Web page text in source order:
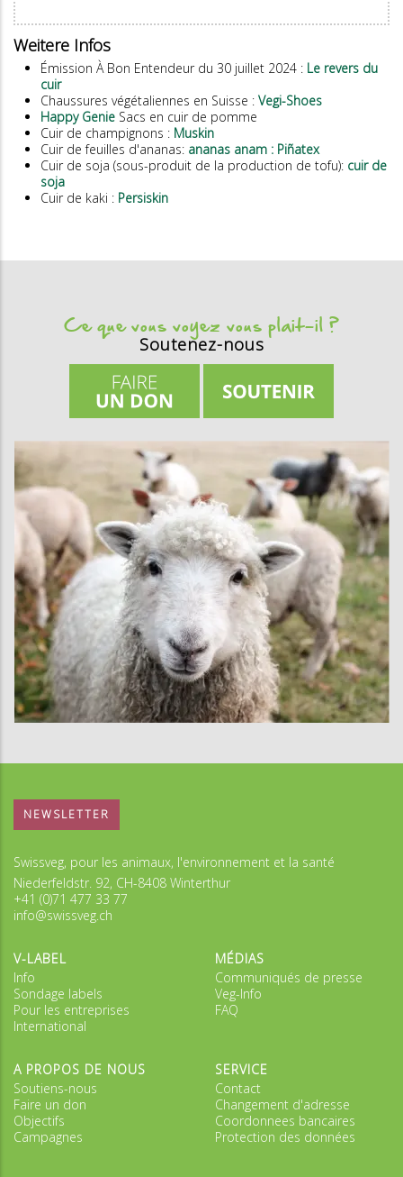
Weitere Infos
Émission À Bon Entendeur du 30 juillet 2024 : Le revers du
cuir
Chaussures végétaliennes en Suisse : Vegi-Shoes
Happy Genie Sacs en cuir de pomme
Cuir de champignons : Muskin
Cuir de feuilles d'ananas: ananas anam : Piñatex
Cuir de soja (sous-produit de la production de tofu): cuir de
soja
Cuir de kaki : Persiskin
Ce que vous voyez vous plait-il ?
Soutenez-nous
NEWSLETTER
Swissveg, pour les animaux, l'environnement et la santé
Niederfeldstr. 92, CH-8408 Winterthur
+41 (0)71 477 33 77
info@swissveg.ch
V-LABEL
Info
Sondage labels
Pour les entreprises
International
MÉDIAS
Communiqués de presse
Veg-Info
FAQ
A PROPOS DE NOUS
Soutiens-nous
Faire un don
Objectifs
Campagnes
SERVICE
Contact
Changement d'adresse
Coordonnees bancaires
Protection des données